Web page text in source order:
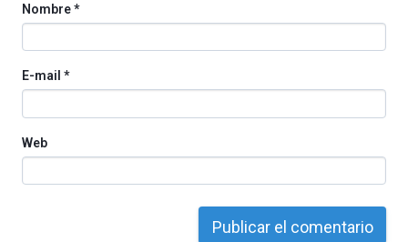
Nombre*
E-mail *
Web